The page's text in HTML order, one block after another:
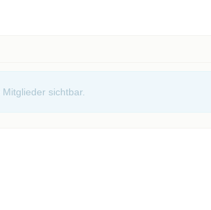
sichtbar.